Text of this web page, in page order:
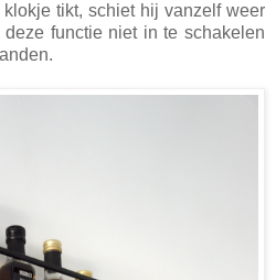
tikt, schiet hij vanzelf weer
functie niet in te schakelen